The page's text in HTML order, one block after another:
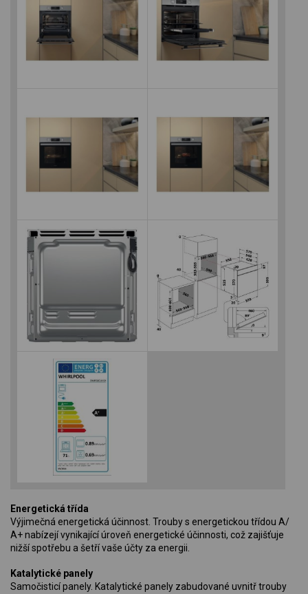
Energetická třída
Výjimečná energetická účinnost. Trouby s energetickou třídou A/
A+ nabízejí vynikající úroveň energetické účinnosti, což zajišťuje
nižší spotřebu a šetří vaše účty za energii.
Katalytické panely
Samočisticí panely. Katalytické panely zabudované uvnitř trouby